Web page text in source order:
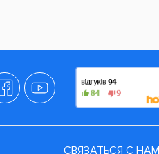
СВЯЗАТЬСЯ С